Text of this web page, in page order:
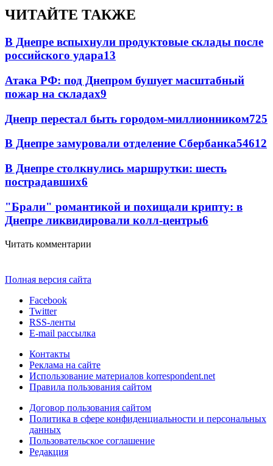
ЧИТАЙТЕ ТАКЖЕ
В Днепре вспыхнули продуктовые склады после
российского удара13
Атака РФ: под Днепром бушует масштабный
пожар на складах9
Днепр перестал быть городом-миллионником725
В Днепре замуровали отделение Сбербанка54612
В Днепре столкнулись маршрутки: шесть
пострадавших6
"Брали" романтикой и похищали крипту: в
Днепре ликвидировали колл-центры6
Читать комментарии
Полная версия сайта
Facebook
Twitter
RSS-ленты
E-mail рассылка
Контакты
Реклама на сайте
Использование материалов korrespondent.net
Правила пользования сайтом
Договор пользования сайтом
Политика в сфере конфиденциальности и персональных
данных
Пользовательское соглашение
Редакция